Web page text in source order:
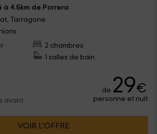
à 4.5km de Porrera
Tarragone
2 chambres
1 salles de bain
avant
de 29€
personne et nuit
VOIR L’OFFRE